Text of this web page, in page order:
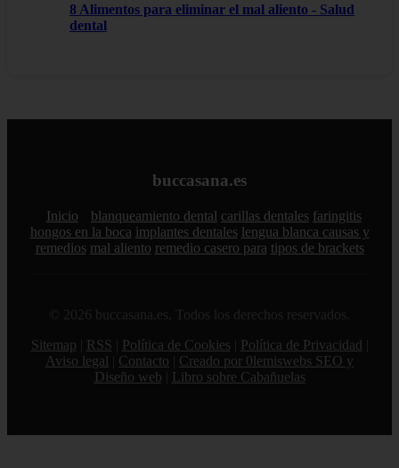
8 Alimentos para eliminar el mal aliento - Salud
dental
buccasana.es
Inicio blanqueamiento dental carillas dentales faringitis
hongos en la boca implantes dentales lengua blanca causas y
remedios mal aliento remedio casero para tipos de brackets
© 2026 buccasana.es. Todos los derechos reservados.
Sitemap
RSS Política de Cookies Política de Privacidad
Aviso legal
Contacto
Creado por 0lemiswebs SEO y
Diseño web
Libro sobre Cabañuelas